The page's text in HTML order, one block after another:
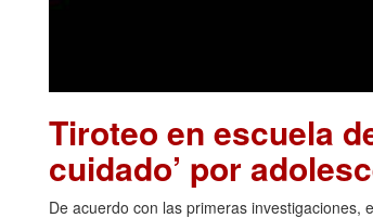
Tiroteo en escuela
cuidado’ por
De acuerdo con las primeras investigaciones,